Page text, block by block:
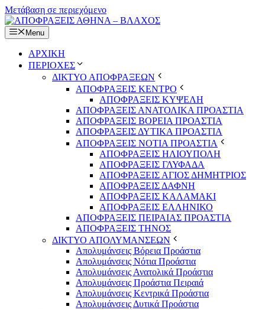
Μετάβαση σε περιεχόμενο
Menu
ΑΡΧΙΚΗ
ΠΕΡΙΟΧΕΣ
ΔΙΚΤΥΟ ΑΠΟΦΡΑΞΕΩΝ
ΑΠΟΦΡΑΞΕΙΣ ΚΕΝΤΡΟ
ΑΠΟΦΡΑΞΕΙΣ ΚΥΨΕΛΗ
ΑΠΟΦΡΑΞΕΙΣ ΑΝΑΤΟΛΙΚΑ ΠΡΟΑΣΤΙΑ
ΑΠΟΦΡΑΞΕΙΣ ΒΟΡΕΙΑ ΠΡΟΑΣΤΙΑ
ΑΠΟΦΡΑΞΕΙΣ ΔΥΤΙΚΑ ΠΡΟΑΣΤΙΑ
ΑΠΟΦΡΑΞΕΙΣ ΝΟΤΙΑ ΠΡΟΑΣΤΙΑ
ΑΠΟΦΡΑΞΕΙΣ ΗΛΙΟΥΠΟΛΗ
ΑΠΟΦΡΑΞΕΙΣ ΓΛΥΦΑΔΑ
ΑΠΟΦΡΑΞΕΙΣ ΑΓΙΟΣ ΔΗΜΗΤΡΙΟΣ
ΑΠΟΦΡΑΞΕΙΣ ΔΑΦΝΗ
ΑΠΟΦΡΑΞΕΙΣ ΚΑΛΑΜΑΚΙ
ΑΠΟΦΡΑΞΕΙΣ ΕΛΛΗΝΙΚΟ
ΑΠΟΦΡΑΞΕΙΣ ΠΕΙΡΑΙΑΣ ΠΡΟΑΣΤΙΑ
ΑΠΟΦΡΑΞΕΙΣ ΤΗΝΟΣ
ΔΙΚΤΥΟ ΑΠΟΛΥΜΑΝΣΕΩΝ
Απολυμάνσεις Βόρεια Προάστια
Απολυμάνσεις Νότια Προάστια
Απολυμάνσεις Ανατολικά Προάστια
Απολυμάνσεις Προάστια Πειραιά
Απολυμάνσεις Κεντρικά Προάστια
Απολυμάνσεις Δυτικά Προάστια